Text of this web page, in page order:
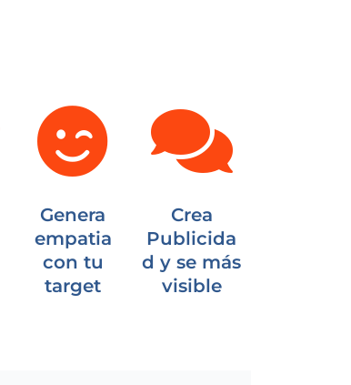
Genera
empatia
con tu
target
Crea
Publicida
d y se más
visible